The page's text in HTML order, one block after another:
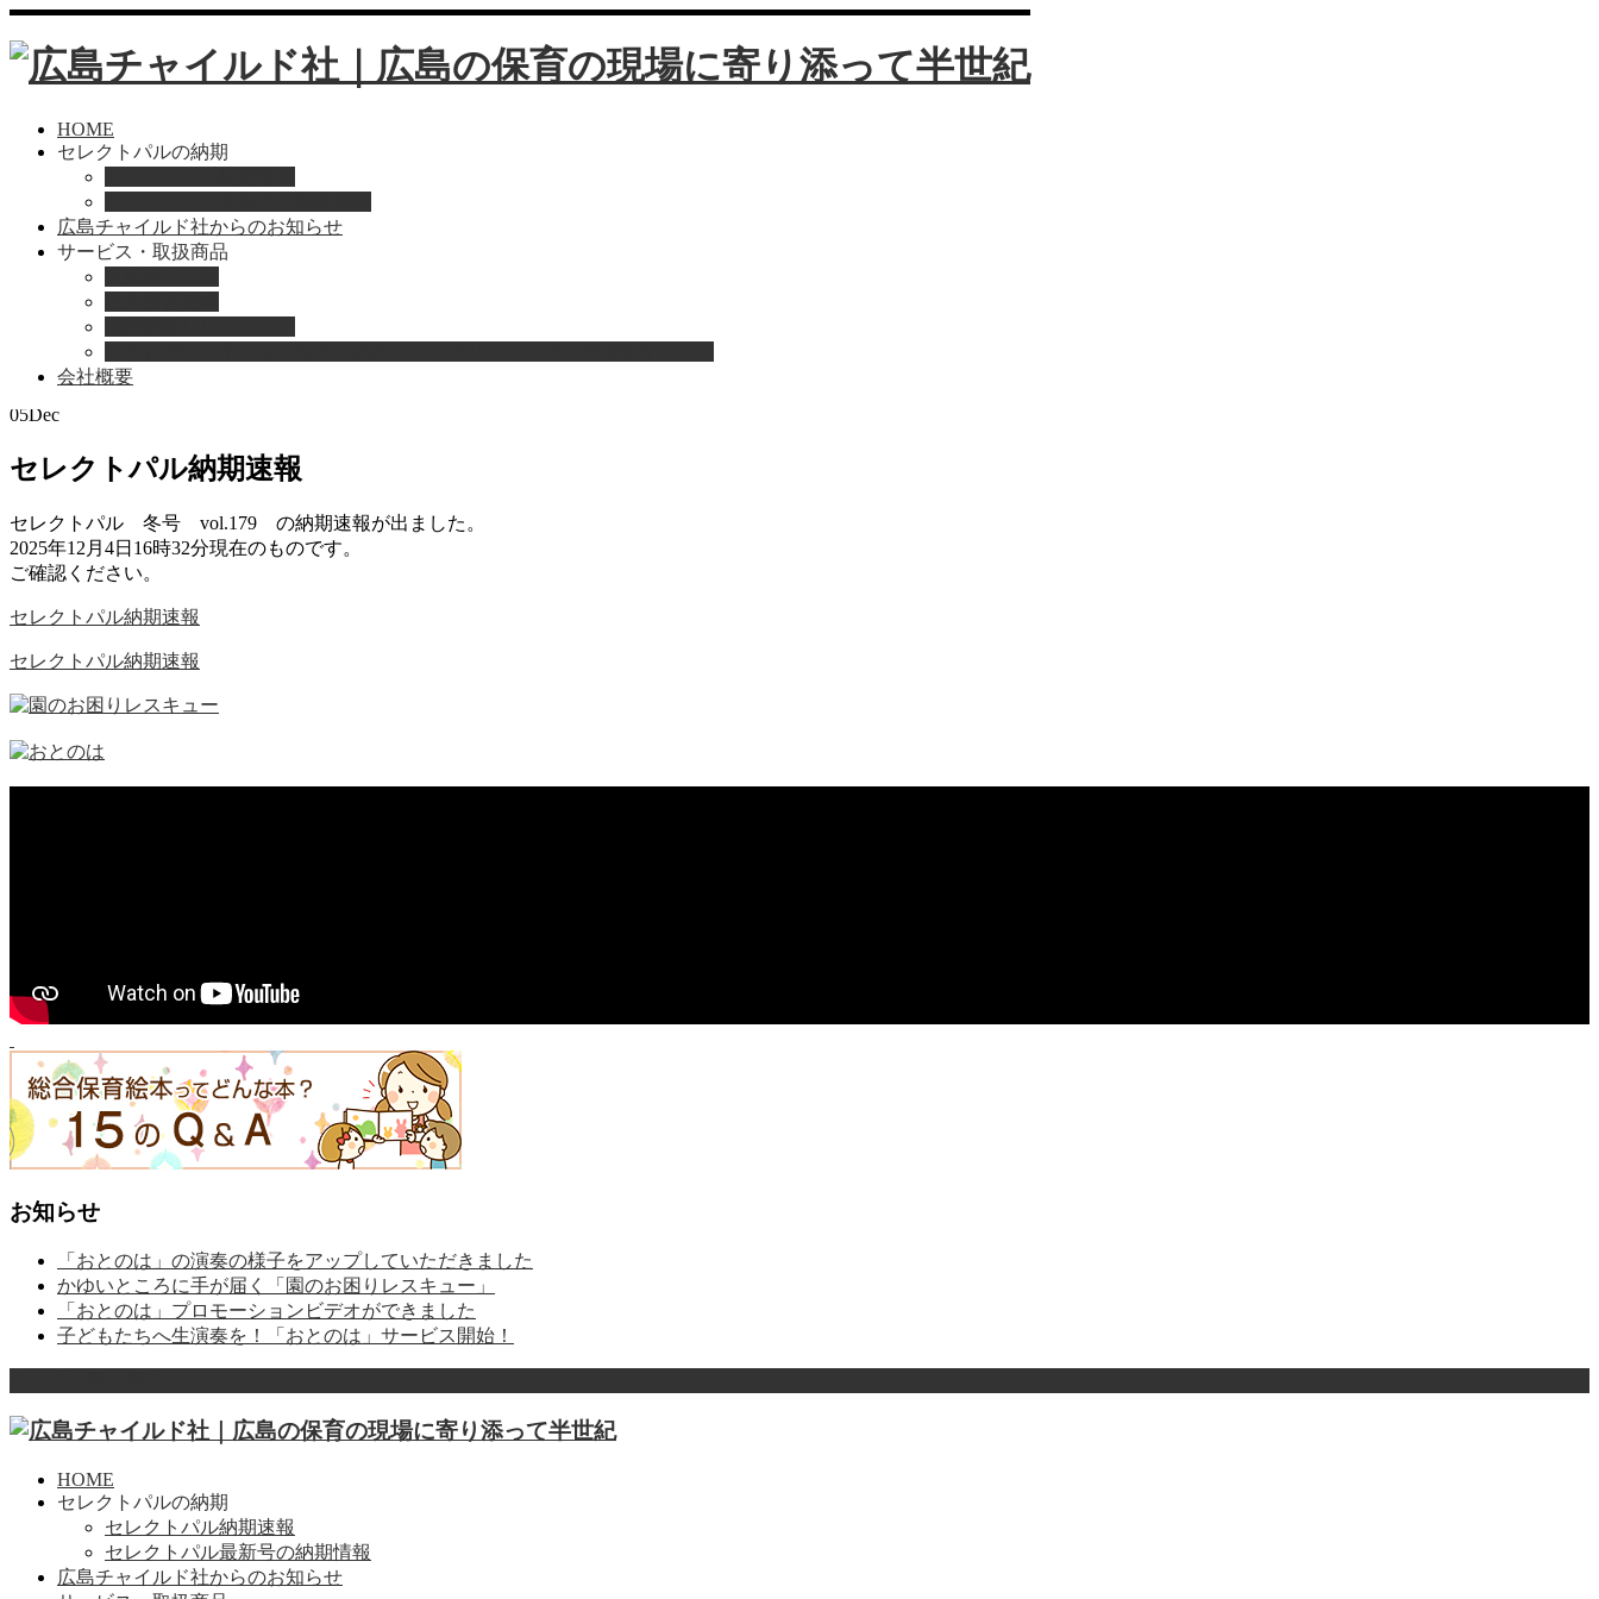
HOME
セレクトパルの納期
広島チャイルド社からのお知らせ
サービス・取扱商品
会社概要
Home
お知らせ
セレクトパル納期速報
05Dec
セレクトパル納期速報
セレクトパル 冬号 vol.179 の納期速報が出ました。
2025年12月4日16時32分現在のものです。
ご確認ください。
セレクトパル納期速報
セレクトパル納期速報
お知らせ
「おとのは」の演奏の様子をアップしていただきました
かゆいところに手が届く「園のお困りレスキュー」
「おとのは」プロモーションビデオができました
子どもたちへ生演奏を！「おとのは」サービス開始！
HOME
セレクトパルの納期
セレクトパル納期速報
セレクトパル最新号の納期情報
広島チャイルド社からのお知らせ